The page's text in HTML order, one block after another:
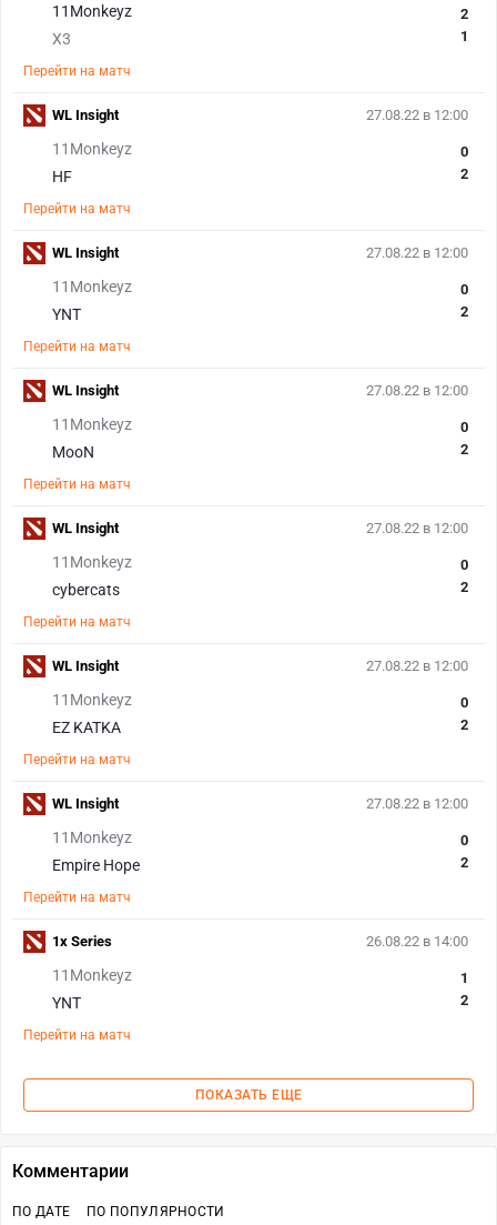
11Monkeyz
X3
2
1
Перейти на матч
27.08.22 в 12:00
11Monkeyz
HF
0
2
Перейти на матч
WL Insight
27.08.22 в 12:00
11Monkeyz
YNT
0
2
Перейти на матч
WL Insight
27.08.22 в 12:00
11Monkeyz
MooN
0
2
Перейти на матч
WL Insight
27.08.22 в 12:00
11Monkeyz
cybercats
0
2
Перейти на матч
WL Insight
27.08.22 в 12:00
11Monkeyz
EZ KATKA
0
2
Перейти на матч
WL Insight
27.08.22 в 12:00
11Monkeyz
Empire Hope
0
2
Перейти на матч
WL Insight
26.08.22 в 14:00
11Monkeyz
YNT
1
2
Перейти на матч
1x Series
ПОКАЗАТЬ ЕЩЕ
Комментарии
ПО ДАТЕ ПО ПОПУЛЯРНОСТИ